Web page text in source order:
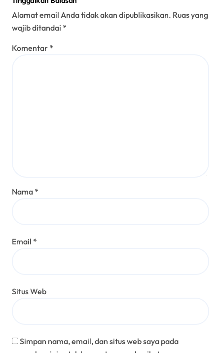
Alamat email Anda tidak akan dipublikasikan. Ruas yang
wajib ditandai *
Komentar *
Nama *
Email *
Situs Web
Simpan nama, email, dan situs web saya pada